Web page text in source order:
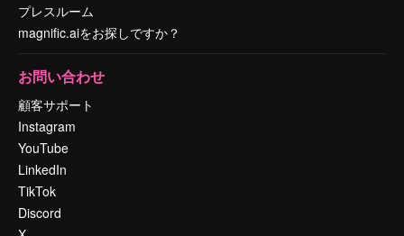
プレスルーム
magnific.aiをお探しですか？
お問い合わせ
顧客サポート
Instagram
YouTube
LinkedIn
TikTok
Discord